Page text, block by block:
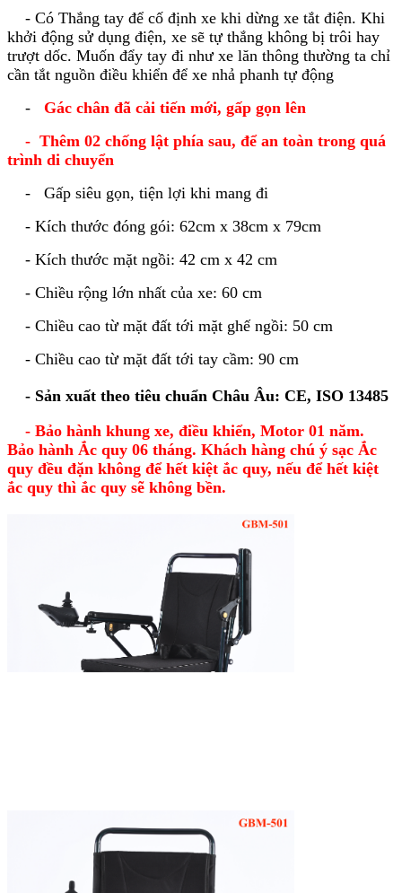
- Có Thắng tay để cố định xe khi dừng xe tắt điện. Khi
khởi động sử dụng điện, xe sẽ tự thắng không bị trôi hay
trượt dốc. Muốn đẩy tay đi như xe lăn thông thường ta chỉ
cần tắt nguồn điều khiển để xe nhả phanh tự động
- Gác chân đã cải tiến mới, gấp gọn lên
- Thêm 02 chống lật phía sau, để an toàn trong quá
trình di chuyển
- Gấp siêu gọn, tiện lợi khi mang đi
- Kích thước đóng gói: 62cm x 38cm x 79cm
- Kích thước mặt ngồi: 42 cm x 42 cm
- Chiều rộng lớn nhất của xe: 60 cm
- Chiều cao từ mặt đất tới mặt ghế ngồi: 50 cm
- Chiều cao từ mặt đất tới tay cầm: 90 cm
- Sản xuất theo tiêu chuẩn Châu Âu: CE, ISO 13485
- Bảo hành khung xe, điều khiển, Motor 01 năm.
Bảo hành Ắc quy 06 tháng. Khách hàng chú ý sạc Ắc
quy đều đặn không để hết kiệt ắc quy, nếu để hết kiệt
ắc quy thì ắc quy sẽ không bền.